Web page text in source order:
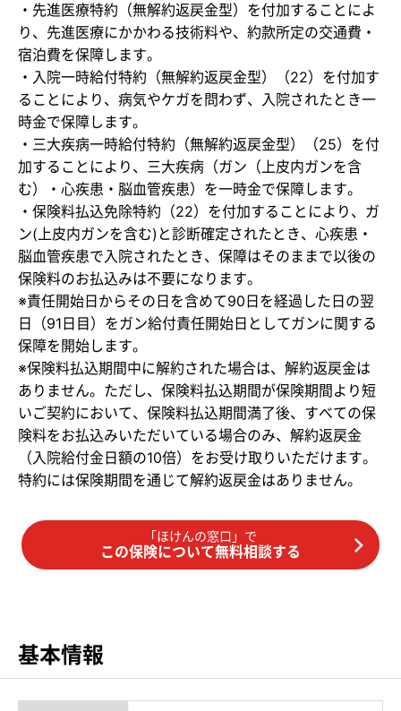
・先進医療特約（無解約返戻金型）を付加することによ
り、先進医療にかかわる技術料や、約款所定の交通費・
宿泊費を保障します。
・入院一時給付特約（無解約返戻金型）（22）を付加す
ることにより、病気やケガを問わず、入院されたとき一
時金で保障します。
・三大疾病一時給付特約（無解約返戻金型）（25）を付
加することにより、三大疾病（ガン（上皮内ガンを含
む）・心疾患・脳血管疾患）を一時金で保障します。
・保険料払込免除特約（22）を付加することにより、ガ
ン(上皮内ガンを含む)と診断確定されたとき、心疾患・
脳血管疾患で入院されたとき、保障はそのままで以後の
保険料のお払込みは不要になります。
※責任開始日からその日を含めて90日を経過した日の翌
日（91日目）をガン給付責任開始日としてガンに関する
保障を開始します。
※保険料払込期間中に解約された場合は、解約返戻金は
ありません。ただし、保険料払込期間が保険期間より短
いご契約において、保険料払込期間満了後、すべての保
険料をお払込みいただいている場合のみ、解約返戻金
（入院給付金日額の10倍）をお受け取りいただけます。
特約には保険期間を通じて解約返戻金はありません。
「ほけんの窓口」で
この保険について無料相談する
基本情報